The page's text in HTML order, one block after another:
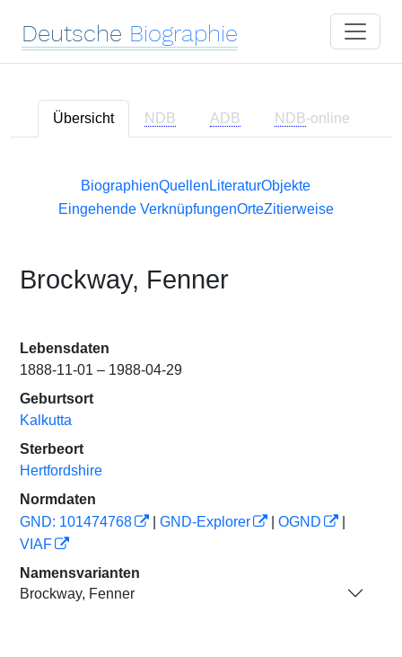
Deutsche Biographie
Übersicht NDB ADB NDB-online
BiographienQuellen LiteraturObjekte
Eingehende VerknüpfungenOrteZitierweise
Brockway, Fenner
Lebensdaten
1888-11-01 – 1988-04-29
Geburtsort
Kalkutta
Sterbeort
Hertfordshire
Normdaten
GND: 101474768
GND-Explorer OGND
VIAF
Namensvarianten
Brockway, Fenner